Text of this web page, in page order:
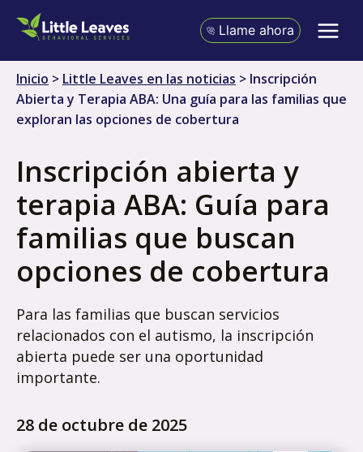
Llame ahora
Inicio > Little Leaves en las noticias > Inscripción
Abierta y Terapia ABA: Una guía para las familias que
exploran las opciones de cobertura
Inscripción abierta y
terapia ABA: Guía para
familias que buscan
opciones de cobertura
Para las familias que buscan servicios
relacionados con el autismo, la inscripción
abierta puede ser una oportunidad
importante.
28 de octubre de 2025